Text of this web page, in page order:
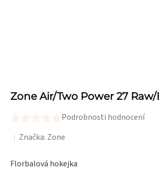
Zone Air/Two Power 27
hodnocení
je
Podrobnosti hodnocení
Značka: Zone
Florbalová hokejka